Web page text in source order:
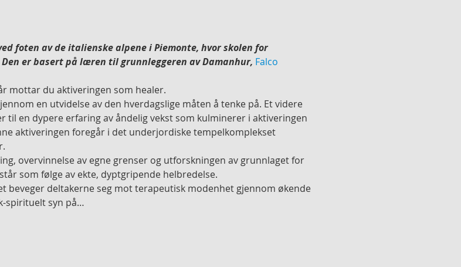
foten av de italienske alpene i Piemonte, hvor skolen for
er basert på læren til grunnleggeren av Damanhur, Falco
mottar du aktiveringen som healer.
en utvidelse av den hverdagslige måten å tenke på. Et videre
til en dypere erfaring av åndelig vekst som kulminerer i aktiveringen
aktiveringen foregår i det underjordiske tempelkomplekset
overvinnelse av egne grenser og utforskningen av grunnlaget for
som følge av ekte, dyptgripende helbredelse.
beveger deltakerne seg mot terapeutisk modenhet gjennom økende
spirituelt syn på…